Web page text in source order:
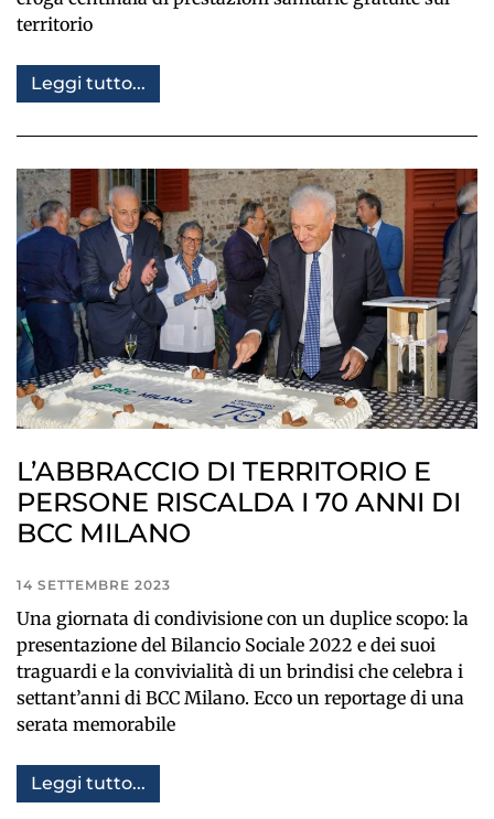
territorio
Leggi tutto...
L’ABBRACCIO DI TERRITORIO E
PERSONE RISCALDA I 70 ANNI DI
BCC MILANO
14 SETTEMBRE 2023
Una giornata di condivisione con un duplice scopo: la
presentazione del Bilancio Sociale 2022 e dei suoi
traguardi e la convivialità di un brindisi che celebra i
settant’anni di BCC Milano. Ecco un reportage di una
serata memorabile
Leggi tutto...